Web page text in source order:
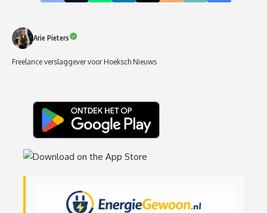
Arie Pieters
Freelance verslaggever voor Hoeksch Nieuws